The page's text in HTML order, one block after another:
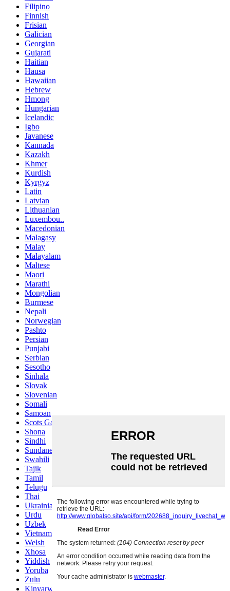
Filipino
Finnish
Frisian
Galician
Georgian
Gujarati
Haitian
Hausa
Hawaiian
Hebrew
Hmong
Hungarian
Icelandic
Igbo
Javanese
Kannada
Kazakh
Khmer
Kurdish
Kyrgyz
Latin
Latvian
Lithuanian
Luxembou..
Macedonian
Malagasy
Malay
Malayalam
Maltese
Maori
Marathi
Mongolian
Burmese
Nepali
Norwegian
Pashto
Persian
Punjabi
Serbian
Sesotho
Sinhala
Slovak
Slovenian
Somali
Samoan
Scots Gaelic
Shona
Sindhi
Sundanese
Swahili
Tajik
Tamil
Telugu
Thai
Ukrainian
Urdu
Uzbek
Vietnamese
Welsh
Xhosa
Yiddish
Yoruba
Zulu
Kinyarwanda